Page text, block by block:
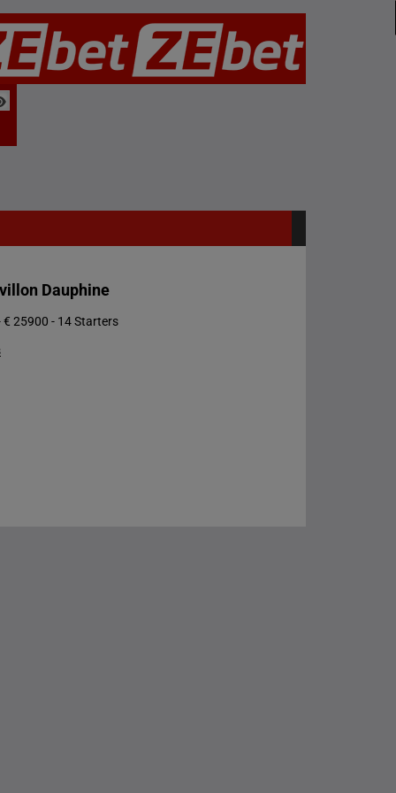
Dauphine
€ 25900 - 14 Starters